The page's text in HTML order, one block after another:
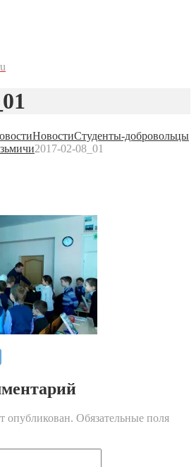
НовостиСтуденты-добровольцы
2017-02-08_01
опубликован. Обязательные поля